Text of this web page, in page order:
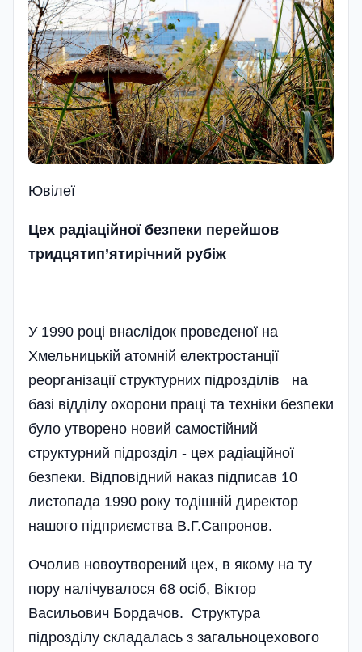
Ювілеї
Цех радіаційної безпеки перейшов
тридцятип’ятирічний рубіж
У 1990 році внаслідок проведеної на
Хмельницькій атомній електростанції
реорганізації структурних підрозділів на
базі відділу охорони праці та техніки безпеки
було утворено новий самостійний
структурний підрозділ - цех радіаційної
безпеки. Відповідний наказ підписав 10
листопада 1990 року тодішній директор
нашого підприємства В.Г.Сапронов.
Очолив новоутворений цех, в якому на ту
пору налічувалося 68 осіб, Віктор
Васильович Бордачов. Структура
підрозділу складалась з загальноцехового